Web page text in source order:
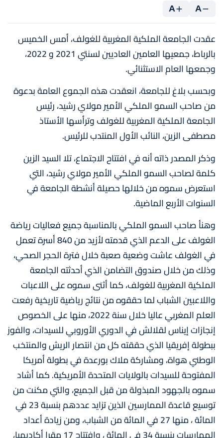
A
A
عقدت الجامعة الملكية المغربية للغولف، أمس الخميس
بالرباط، جمعيها العامين العاديين لسنتي 2021 و 2022،
وجمعها العام الاستثنائي.
وبحسب بلاغ للجامعة، انعقدت هذه الجموع العامة بدعوة
من صاحب السمو الملكي الأمير مولاي رشيد، رئيس
الجامعة الملكية المغربية للغولف وترأسها الأستاذ
مصطفى الزين، النائب الأول المنتدب للرئيس.
وذكر المصدر ذاته أنه في افتتاح الاجتماع، تلا السيد الزين
كلمة لصاحب السمو الملكي الأمير مولاي رشيد، التي
استعرض سموه من خلالها حصيلة أنشطة الجامعة في
السنوات الأربع الماضية.
وهنأ صاحب السمو الملكي بالمناسبة جميع فعاليات رياضة
الغولف على الدعم الذي قدمته لأزيد من 840 أسرة تعمل
في الغولف عاشت وضعية صعبة خلال فترة الحجر الصحي،
وذلك من خلال صندوق التضامن الذي أحدثته الجامعة
الملكية المغربية للغولف، كما أثنى سموه على اللاعبات
واللاعبين الشباب لما حققوه من نتائج رياضية تاريخية رفعت
العلم المغربي عاليا خلال سنة 2022، منها على الخصوص
إنجازات إيناس لقلالش في الدوري الأوروبي للسيدات، والفوز
ببطولة إفريقيا الذي حققته كل من انتصار الريش والمنتخب
الوطني هواة، ومشاركة ملاك بورعدة في بطولة أمريكا
المفتوحة للسيدات بالولايات المتحدة الأمريكية. كما أشاد
سموه بالجهود المبذولة من قبل الجميع، والتي مكنت من
توسيع قاعدة الممارسين الذين تزايد عددهم بنسبة 23 في
المائة ، منها 27 في المائة من الشباب، ومن زيادة أعداد
الممارسات بنسبة 34 في المائة ، وافتتاح 17 مقرا أكاديميا،